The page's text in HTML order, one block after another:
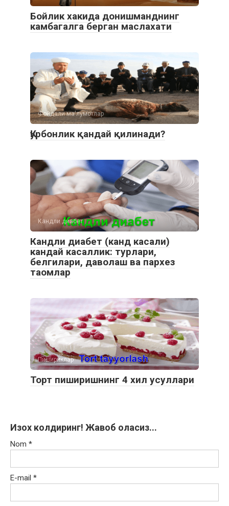
Бойлик хакида донишманднинг
камбагалга берган маслахати
Фойдали ма'лумотлар
Қурбонлик қандай қилинади?
Кандли диабет
Кандли диабет (канд касали)
кандай касаллик: турлари,
белгилари, даволаш ва пархез
таомлар
Пишириклар
Торт пиширишнинг 4 хил усуллари
Изох колдиринг! Жавоб оласиз...
Nom *
E-mail *